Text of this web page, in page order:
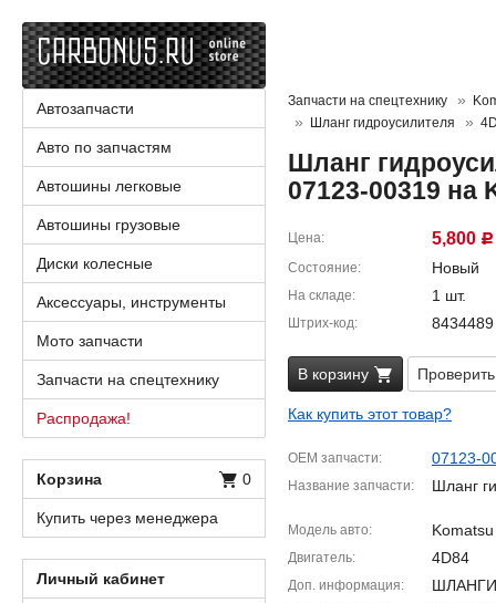
Запчасти на спецтехнику
Шланг гидроусилителя
Шланг
07123-00319 на
Цена 5,800 Р
Состояние Новый
На складе 1 шт.
Штрих-код 8434489
В корзину
Как купить этот товар?
OEM запчасти 07123-
Название запчасти Шланг
Модель авто
Двигатель 4D84
Доп. информация
Автозапчасти
Авто по запчастям
Автошины легковые
Автошины грузовые
Диски колесные
Аксессуары, инструменты
Мото запчасти
Запчасти на спецтехнику
Распродажа!
Корзина 0
Купить через менеджера
Личный кабинет